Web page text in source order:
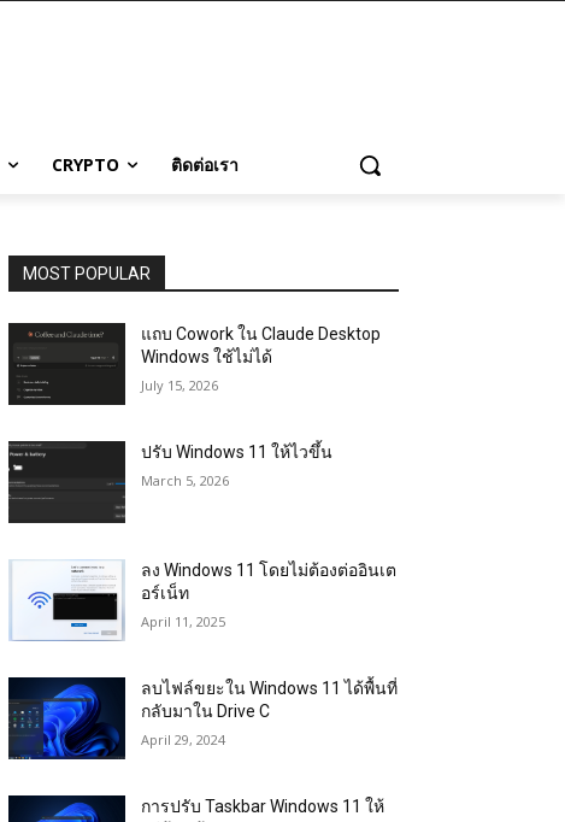
CRYPTO ติดต่อเรา
MOST POPULAR
แถบ Cowork ใน Claude Desktop
Windows ใช้ไม่ได้
July 15, 2026
ปรับ Windows 11 ให้ไวขึ้น
March 5, 2026
ลง Windows 11 โดยไม่ต้องต่ออินเต
อร์เน็ท
April 11, 2025
ลบไฟล์ขยะใน Windows 11 ได้พื้นที่
กลับมาใน Drive C
April 29, 2024
การปรับ Taskbar Windows 11 ให้